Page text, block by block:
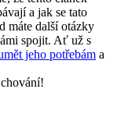
a jak se tato
máte další otázky
spojit. Ať už s
jeho potřebám a